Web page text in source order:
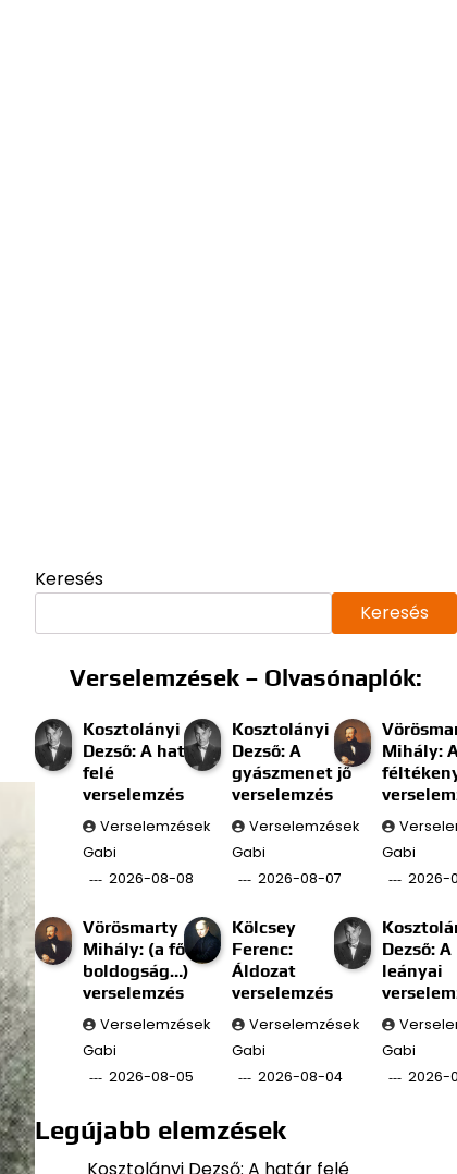
Keresés
Keresés
Verselemzések – Olvasónaplók:
Kosztolányi
Dezső: A határ
felé
verselemzés
Verselemzések
Gabi
2026-08-08
Kosztolányi
Dezső: A
gyászmenet jő
verselemzés
Verselemzések
Gabi
2026-08-07
Mihály:
Gabi
2026-
Vörösmarty
Mihály: (a fő
boldogság…)
verselemzés
Verselemzések
Gabi
2026-08-05
Kölcsey
Ferenc:
Áldozat
verselemzés
Verselemzések
Gabi
2026-08-04
Dezső:
leányai
Gabi
2026-
Legújabb elemzések